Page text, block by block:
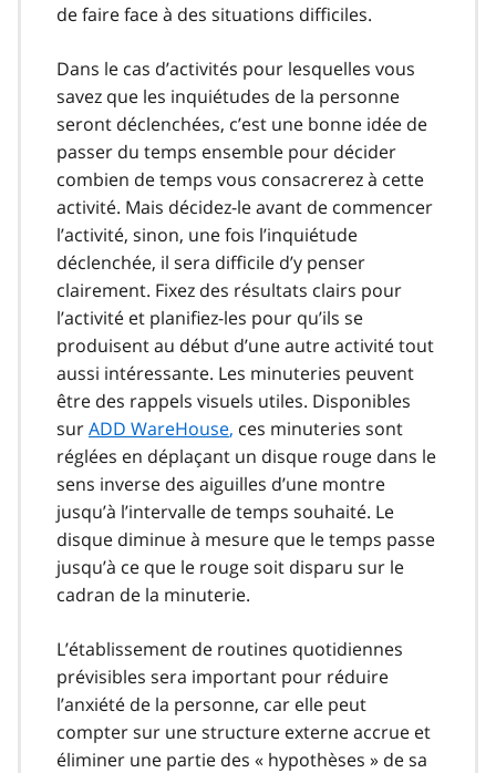
de faire face à des situations difficiles.
Dans le cas d’activités pour lesquelles vous
savez que les inquiétudes de la personne
seront déclenchées, c’est une bonne idée de
passer du temps ensemble pour décider
combien de temps vous consacrerez à cette
activité. Mais décidez-le avant de commencer
l’activité, sinon, une fois l’inquiétude
déclenchée, il sera difficile d’y penser
clairement. Fixez des résultats clairs pour
l’activité et planifiez-les pour qu’ils se
produisent au début d’une autre activité tout
aussi intéressante. Les minuteries peuvent
être des rappels visuels utiles. Disponibles
surADD WareHouse, ces minuteries sont
réglées en déplaçant un disque rouge dans le
sens inverse des aiguilles d’une montre
jusqu’à l’intervalle de temps souhaité. Le
disque diminue à mesure que le temps passe
jusqu’à ce que le rouge soit disparu sur le
cadran de la minuterie.
L’établissement de routines quotidiennes
prévisibles sera important pour réduire
l’anxiété de la personne, car elle peut
compter sur une structure externe accrue et
éliminer une partie des « hypothèses » de sa